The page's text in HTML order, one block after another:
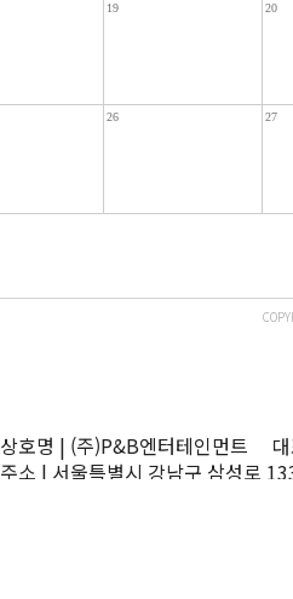
19 20
26 27
상호명 | (주)P&B엔터테인먼트
주소 | 서울특별시 강남구 삼성로